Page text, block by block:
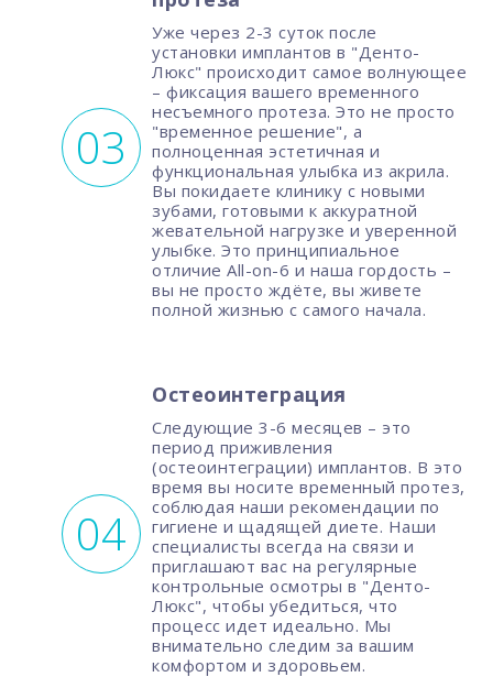
Уже через 2-3 суток после
установки имплантов в "Денто-
Люкс" происходит самое волнующее
– фиксация вашего временного
несъемного протеза. Это не просто
"временное решение", а
полноценная эстетичная и
функциональная улыбка из акрила.
Вы покидаете клинику с новыми
зубами, готовыми к аккуратной
жевательной нагрузке и уверенной
улыбке. Это принципиальное
отличие All-on-6 и наша гордость –
вы не просто ждёте, вы живете
полной жизнью с самого начала.
Остеоинтеграция
Следующие 3-6 месяцев – это
период приживления
(остеоинтеграции) имплантов. В это
время вы носите временный протез,
соблюдая наши рекомендации по
гигиене и щадящей диете. Наши
специалисты всегда на связи и
приглашают вас на регулярные
контрольные осмотры в "Денто-
Люкс", чтобы убедиться, что
процесс идет идеально. Мы
внимательно следим за вашим
комфортом и здоровьем.